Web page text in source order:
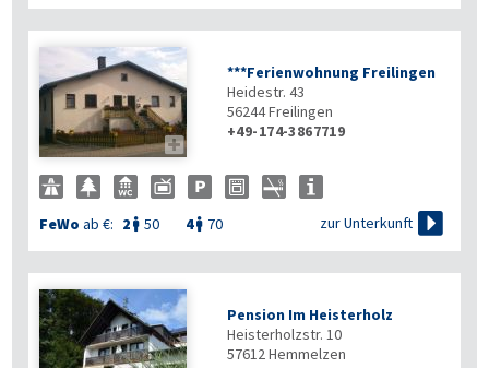

***Ferienwohnung Freilingen
Heidestr. 43
56244Freilingen
+49-174-3867719
FeWo ab €: 2  50 4 70 zur Unterkunft 
Pension Im Heisterholz
Heisterholzstr. 10
57612Hemmelzen